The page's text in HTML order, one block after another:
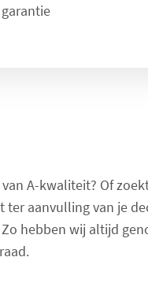
A-kwaliteit? Of
aanvulling van je
hebben wij altijd